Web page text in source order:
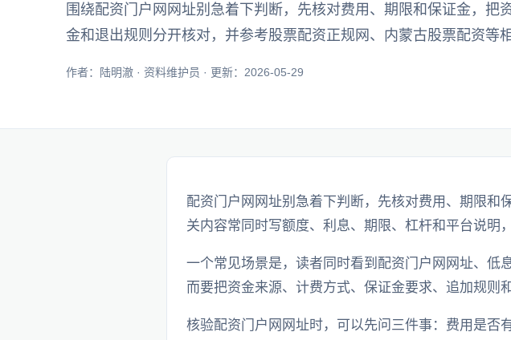
围绕配资门户网网址别急着下判断，先核对费用、期限和保证金，把
金和退出规则分开核对，并参考股票配资正规网、内蒙古股票配资等相
作者：陆明澈 · 资料维护员 · 更新：2026-05-29
配资门户网网址别急着下判断，先核对费用、期限和
关内容常同时写额度、利息、期限、杠杆和平台说明
一个常见场景是，读者同时看到配资门户网网址、低
而要把资金来源、计费方式、保证金要求、追加规则
核验配资门户网网址时，可以先问三件事：费用是否